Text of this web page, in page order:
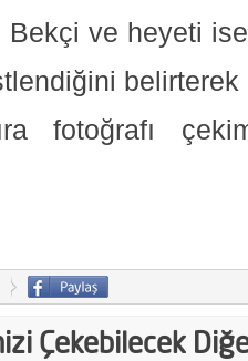
Bekçi ve heyeti
belirterek
fotoğrafı
Çekebilecek